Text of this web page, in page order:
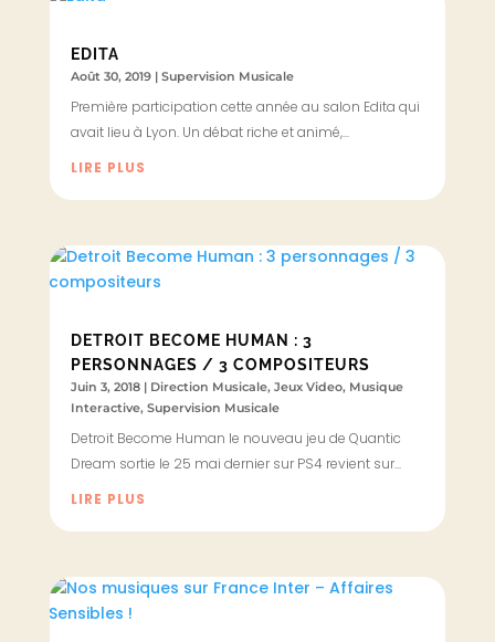
EDITA
Août 30, 2019| Supervision Musicale
Première participation cette année au salon Edita qui
avait lieu à Lyon. Un débat riche et animé,...
LIRE PLUS
DETROIT BECOME HUMAN : 3
PERSONNAGES / 3 COMPOSITEURS
Juin 3, 2018| Direction Musicale, Jeux Video, Musique
Interactive, Supervision Musicale
Detroit Become Human le nouveau jeu de Quantic
Dream sortie le 25 mai dernier sur PS4 revient sur...
LIRE PLUS